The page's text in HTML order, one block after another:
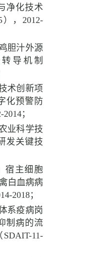
净化技术
），2012-
胆汁外源
导机制
术创新项
化预警防
2014；
业科学技
发关键技
宿主细胞
白血病病
2018；
系疫病岗
制病的流
SDAIT-11-